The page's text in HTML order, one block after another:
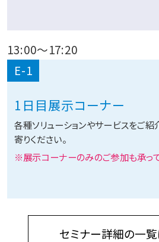
13:00～17:20
E-1
1日目展示コーナー
各種ソリューションやサービスをご紹
寄りください。
※展示コーナーのみのご参加も承って
セミナー詳細の一覧